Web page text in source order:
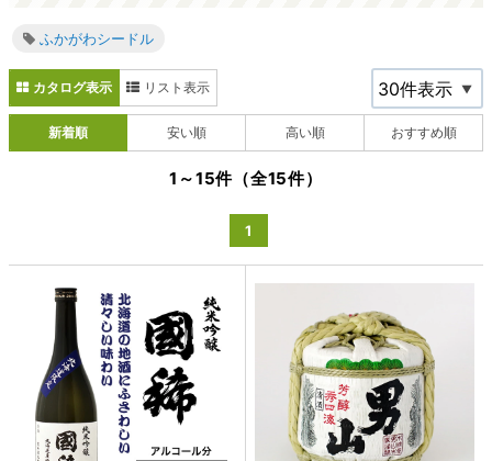
ふかがわシードル
カタログ表示 リスト表示
新着順 安い順 高い順 おすすめ順
1～15件（全15件）
1